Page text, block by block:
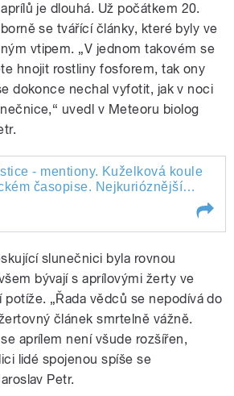
je dlouhá. Už počátkem 20.
se tvářící články, které byly ve
vtipem. „V jednom takovém se
hnojit rostliny fosforem, tak ony
dokonce nechal vyfotit, jak v noci
uvedl v Meteoru biolog
- mentiony. Kuželková koule
časopise. Nejkurióznější
Jak proměnit jednu minci v
s velkým třeskem. Co
slunečnici byla rovnou
bývají s aprílovými žerty ve
„Řada vědců se nepodívá do
článek smrtelně vážně.
aprílem není všude rozšířen,
lidé spojenou spíše se
Petr.